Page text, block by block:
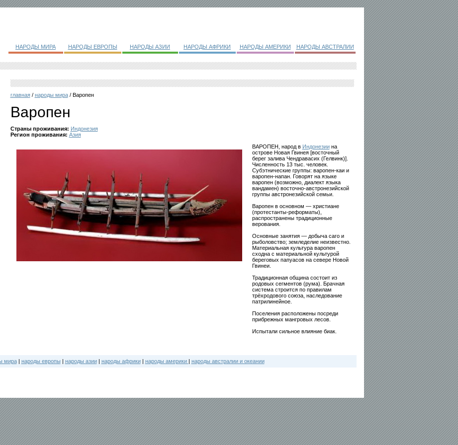
НАРОДЫ МИРА НАРОДЫ ЕВРОПЫ НАРОДЫ АЗИИ НАРОДЫ АФРИКИ НАРОДЫ АМЕРИКИ НАРОДЫ АВСТРАЛИИ
главная/ народы мира/ Варопен
Варопен
Страны проживания: Индонезия
Регион проживания: Азия
ВАРОПЕН, народ в Индонезиина
острове Новая Гвинея [восточный
берег залива Чендравасих (Гелвинк)].
Численность 13 тыс. человек.
Субэтнические группы: варопен-каи и
варопен-напан. Говорят на языке
варопен (возможно, диалект языка
вандамен) восточно-австронезийской
группы австронезийской семьи.
Варопен в основном — христиане
(протестанты-реформаты),
распространены традиционные
верования.
Основные занятия — добыча саго и
рыболовство; земледелие неизвестно.
Материальная культура варопен
сходна с материальной культурой
береговых папуасов на севере Новой
Гвинеи.
Традиционная община состоит из
родовых сегментов (рума). Брачная
система строится по правилам
трёхродового союза, наследование
патрилинейное.
Поселения расположены посреди
прибрежных мангровых лесов.
Испытали сильное влияние биак.
мира| народы европы | народы азии| народы африки| народы америки | народы австралии и океании